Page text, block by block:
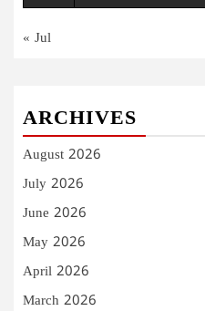
« Jul
ARCHIVES
August 2026
July 2026
June 2026
May 2026
April 2026
March 2026